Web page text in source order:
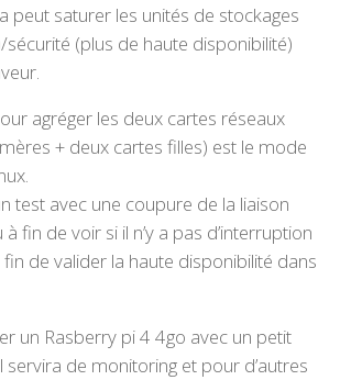
peut saturer les unités de stockages
(plus de haute disponibilité)
agréger les deux cartes réseaux
+ deux cartes filles) est le mode
test avec une coupure de la liaison
à fin de voir si il n’y a pas d’interruption
fin de valider la haute disponibilité dans
un Rasberry pi 4 4go avec un petit
servira de monitoring et pour d’autres